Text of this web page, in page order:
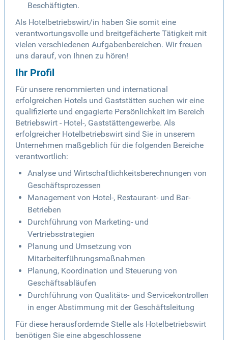
Beschäftigten.
Als Hotelbetriebswirt/in haben Sie somit eine
verantwortungsvolle und breitgefächerte Tätigkeit mit
vielen verschiedenen Aufgabenbereichen. Wir freuen
uns darauf, von Ihnen zu hören!
Ihr Profil
Für unsere renommierten und international
erfolgreichen Hotels und Gaststätten suchen wir eine
qualifizierte und engagierte Persönlichkeit im Bereich
Betriebswirt - Hotel-, Gaststättengewerbe. Als
erfolgreicher Hotelbetriebswirt sind Sie in unserem
Unternehmen maßgeblich für die folgenden Bereiche
verantwortlich:
Analyse und Wirtschaftlichkeitsberechnungen von
Geschäftsprozessen
Management von Hotel-, Restaurant- und Bar-
Betrieben
Durchführung von Marketing- und
Vertriebsstrategien
Planung und Umsetzung von
Mitarbeiterführungsmaßnahmen
Planung, Koordination und Steuerung von
Geschäftsabläufen
Durchführung von Qualitäts- und Servicekontrollen
in enger Abstimmung mit der Geschäftsleitung
Für diese herausfordernde Stelle als Hotelbetriebswirt
benötigen Sie eine abgeschlossene